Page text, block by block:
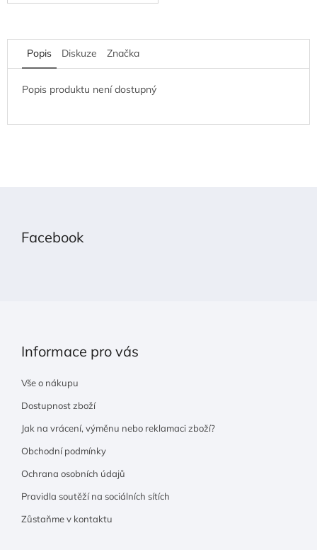
Popis Diskuze Značka
Popis produktu není dostupný
Facebook
Informace pro vás
Vše o nákupu
Dostupnost zboží
Jak na vrácení, výměnu nebo reklamaci zboží?
Obchodní podmínky
Ochrana osobních údajů
Pravidla soutěží na sociálních sítích
Zůstaňme v kontaktu